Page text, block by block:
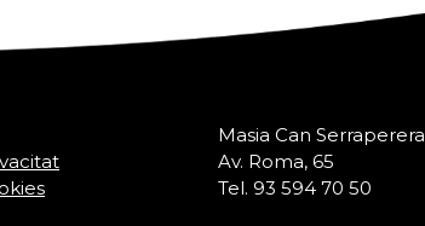
Masia Can Serraperera
Av. Roma, 65
Tel. 93 594 70 50